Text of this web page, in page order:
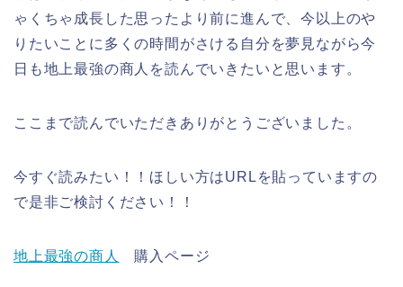
ゃくちゃ成長した思ったより前に進んで、今以上のや
りたいことに多くの時間がさける自分を夢見ながら今
日も地上最強の商人を読んでいきたいと思います。
ここまで読んでいただきありがとうございました。
今すぐ読みたい！！ほしい方はURLを貼っていますの
で是非ご検討ください！！
地上最強の商人 購入ページ